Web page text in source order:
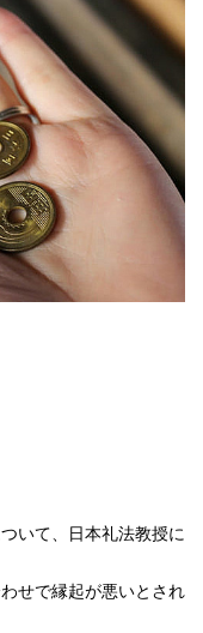
いて、日本礼法教授に
せで縁起が悪いとされ